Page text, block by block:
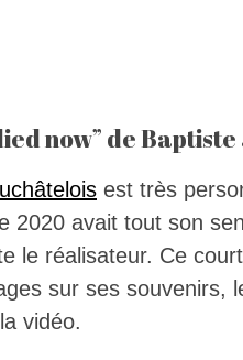
now” de
est très
2020 avait tout son
le réalisateur. Ce
sur ses souvenirs,
vidéo.